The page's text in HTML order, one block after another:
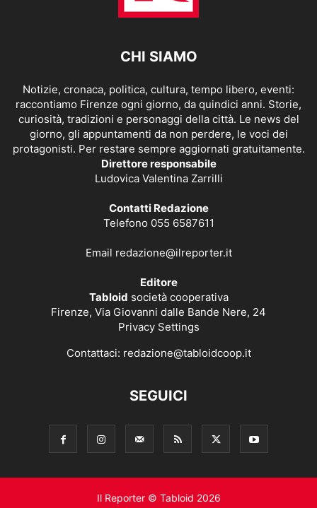
CHI SIAMO
Notizie, cronaca, politica, cultura, tempo libero, eventi:
raccontiamo Firenze ogni giorno, da quindici anni. Storie,
curiosità, tradizioni e personaggi della città. Le news del
giorno, gli appuntamenti da non perdere, le voci dei
protagonisti. Per restare sempre aggiornati gratuitamente.
Direttore responsabile
Ludovica Valentina Zarrilli
Contatti Redazione
Telefono 055 6587611
Email redazione@ilreporter.it
Editore
Tabloid società cooperativa
Firenze, Via Giovanni dalle Bande Nere, 24
Privacy Settings
Contattaci: redazione@tabloidcoop.it
SEGUICI
Il Reporter © Tabloid 2026